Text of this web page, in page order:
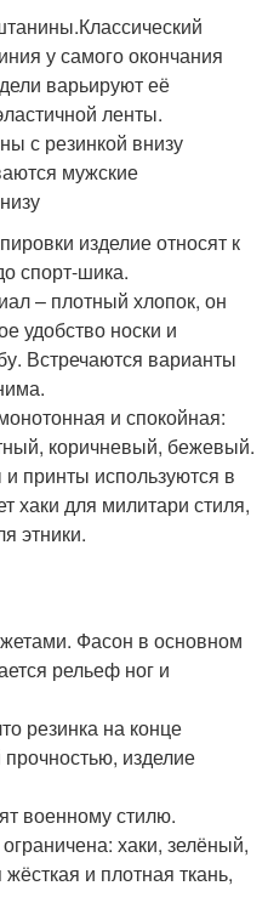
у самого окончания
варьируют её
ленты.
изделие относят к
спорт-шика.
– плотный хлопок, он
удобство носки и
Встречаются варианты
и спокойная:
коричневый, бежевый.
принты используются в
хаки для милитари стиля,
этники.
Фасон в основном
рельеф ног и
резинка на конце
изделие
военному стилю.
хаки, зелёный,
и плотная ткань,